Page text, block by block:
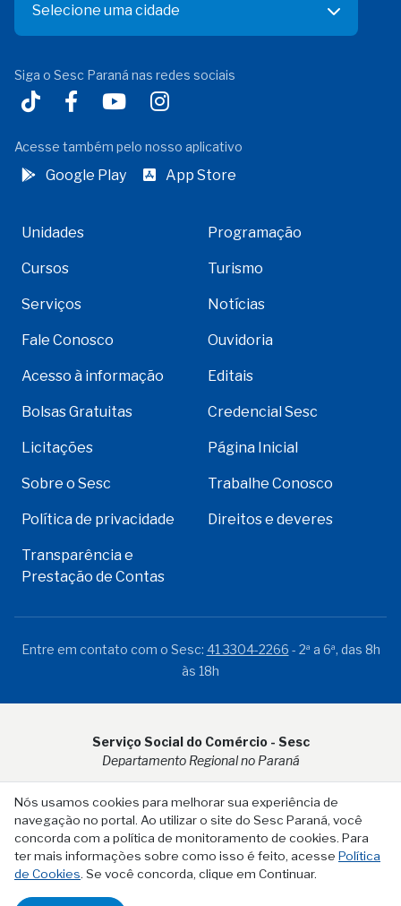
Nós usamos cookies para melhorar sua experiência de
navegação no portal. Ao utilizar o site do Sesc Paraná, você
concorda com a política de monitoramento de cookies. Para
ter mais informações sobre como isso é feito, acesse Política
de Cookies. Se você concorda, clique em Continuar.
Selecione uma cidade
Siga o Sesc Paraná nas redes sociais
Acesse também pelo nosso aplicativo
Google Play App Store
Unidades Programação
Cursos Turismo
Serviços Notícias
Fale Conosco Ouvidoria
Acesso à informação Editais
Bolsas Gratuitas Credencial Sesc
Licitações Página Inicial
Sobre o Sesc Trabalhe Conosco
Política de privacidade Direitos e deveres
Transparência e
Prestação de Contas
Entre em contato com o Sesc: 41 3304-2266 - 2ª a 6ª, das 8h
às 18h
Serviço Social do Comércio - Sesc
Departamento Regional no Paraná
Rua Visconde do Rio Branco, 931 - CEP 80.410-001 - Curitiba -
PR